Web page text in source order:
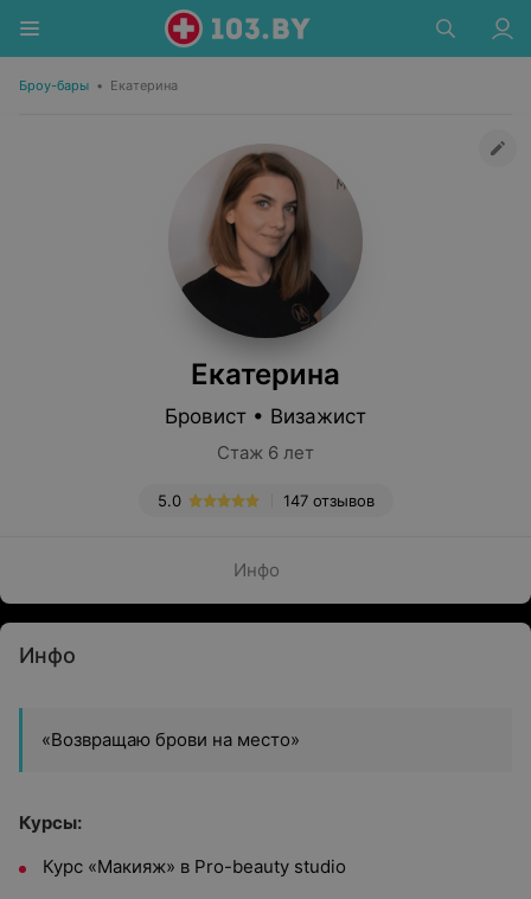
Броу-бары • Екатерина
Екатерина
Бровист • Визажист
Стаж 6 лет
147 отзывов
5.0
Инфо
Инфо
«Возвращаю брови на место»
Курсы:
Курс «Макияж» в Pro-beauty studio